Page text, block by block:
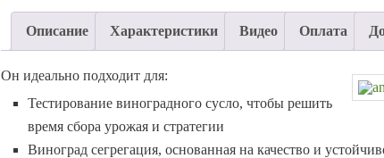
Описание Характеристики Видео Оплата
Он идеально подходит для:
Тестирование виноградного сусло, чтобы решить
время сбора урожая и стратегии
Виноград сегрегация, основанная на качество и